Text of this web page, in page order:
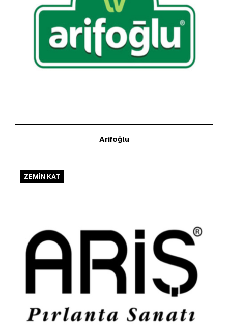
Arifoğlu
ZEMİN KAT